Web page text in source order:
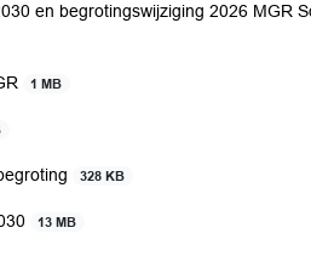
en begrotingswijziging 2026 MGR
1 MB
328 KB
13 MB